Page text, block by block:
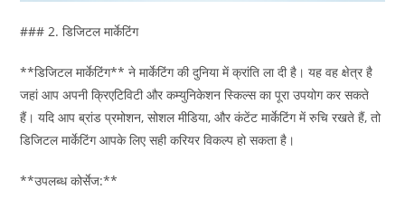
### 2. डिजिटल मार्केटिंग
**डिजिटल मार्केटिंग** ने मार्केटिंग की दुनिया में क्रांति ला दी है। यह वह क्षेत्र है
जहां आप अपनी क्रिएटिविटी और कम्युनिकेशन स्किल्स का पूरा उपयोग कर सकते
हैं। यदि आप ब्रांड प्रमोशन, सोशल मीडिया, और कंटेंट मार्केटिंग में रुचि रखते हैं, तो
डिजिटल मार्केटिंग आपके लिए सही करियर विकल्प हो सकता है।
**उपलब्ध कोर्सेज:**